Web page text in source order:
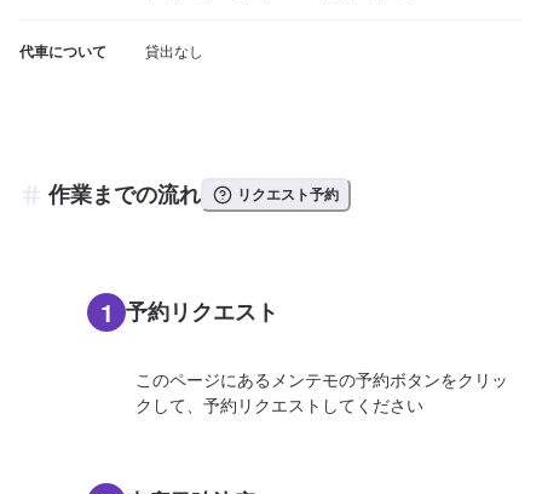
代車について 貸出なし
作業までの流れ リクエスト予約
1 予約リクエスト
このページにあるメンテモの予約ボタンをクリッ
クして、予約リクエストしてください